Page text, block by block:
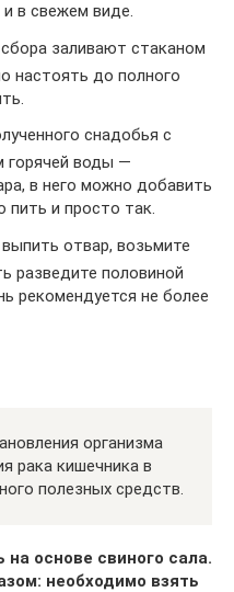
и в свежем виде.
заливают стаканом
настоять до полного
снадобья с
горячей воды —
в него можно добавить
пить и просто так.
отвар, возьмите
разведите половиной
рекомендуется не более
организма
рака кишечника в
полезных средств.
основе свиного сала.
необходимо взять